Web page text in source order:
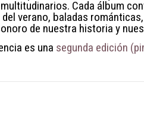
Cada álbum
verano, baladas
de nuestra historia y
es una segunda edición